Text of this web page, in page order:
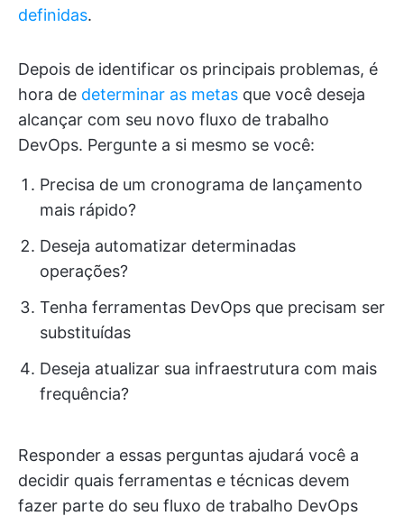
definidas.
Depois de identificar os principais problemas, é
hora de determinar as metas que você deseja
alcançar com seu novo fluxo de trabalho
DevOps. Pergunte a si mesmo se você:
Precisa de um cronograma de lançamento
mais rápido?
Deseja automatizar determinadas
operações?
Tenha ferramentas DevOps que precisam ser
substituídas
Deseja atualizar sua infraestrutura com mais
frequência?
Responder a essas perguntas ajudará você a
decidir quais ferramentas e técnicas devem
fazer parte do seu fluxo de trabalho DevOps